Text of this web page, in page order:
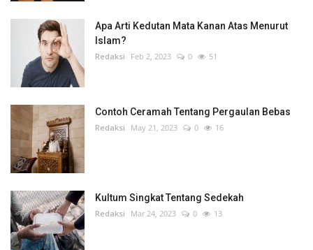
Apa Arti Kedutan Mata Kanan Atas Menurut
Islam?
Redaksi Feb 2, 2023 0 51
Contoh Ceramah Tentang Pergaulan Bebas
Redaksi May 21, 2023 0 16
Kultum Singkat Tentang Sedekah
Redaksi Mar 24, 2023 0 13